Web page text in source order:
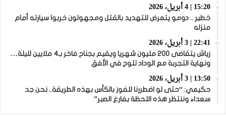
15:20 | 4 أبريل، 2026
خطير .. دومو يتعرض للتهديد بالقتل ومجهولون خربوا سيارته أمام
منزله
22:41 | 3 أبريل، 2026
زياش يتقاضى 200 مليون شهريا ويقيم بجناح فاخر بـ4 ملايين لليلة…
ونهاية التجربة مع الوداد تلوح في الأفق
13:50 | 3 أبريل، 2026
حكيمي: “حتى لو اضطررنا للفوز بالكأس بهذه الطريقة.. نحن جد
سعداء وننتظر هذه اللحظة بفارغ الصبر”